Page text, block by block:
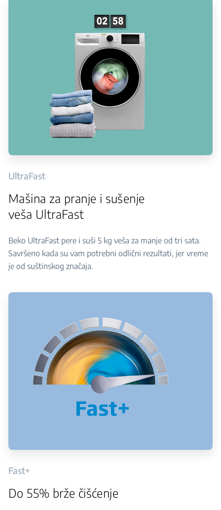
UltraFast
Mašina za pranje i sušenje
veša UltraFast
Beko UltraFast pere i suši 5 kg veša za manje od tri sata.
Savršeno kada su vam potrebni odlični rezultati, jer vreme
je od suštinskog značaja.
Fast+
Do 55% brže čišćenje